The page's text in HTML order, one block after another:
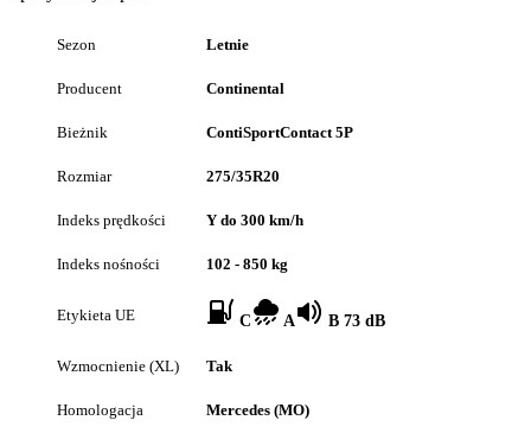
Sezon Letnie
Producent Continental
Bieżnik ContiSportContact 5P
Rozmiar 275/35R20
Indeks prędkości Y do 300 km/h
Indeks nośności 102 - 850 kg
Etykieta UE C A B 73 dB
Wzmocnienie (XL) Tak
Homologacja Mercedes (MO)